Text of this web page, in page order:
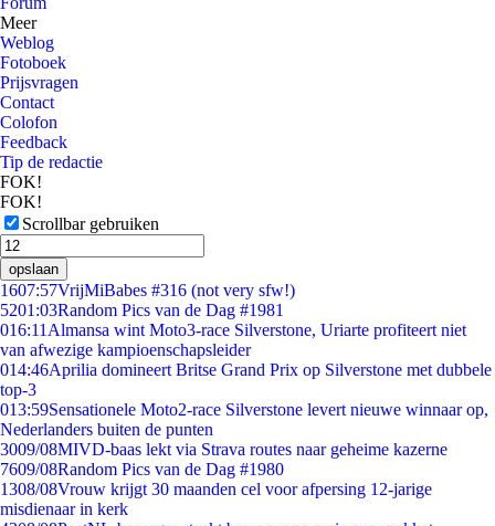
Meer
Weblog
Fotoboek
Prijsvragen
Contact
Colofon
Feedback
Tip de redactie
FOK!
FOK!
Scrollbar gebruiken
opslaan
1607:57VrijMiBabes #316 (not very sfw!)
5201:03Random Pics van de Dag #1981
016:11 Almansa wint Moto3-race Silverstone, Uriarte profiteert niet
van afwezige kampioenschapsleider
014:46Aprilia domineert Britse Grand Prix op Silverstone met dubbele
top-3
013:59Sensationele Moto2-race Silverstone levert nieuwe winnaar op,
Nederlanders buiten de punten
3009/08MIVD-baas lekt via Strava routes naar geheime kazerne
7609/08Random Pics van de Dag #1980
1308/08Vrouw krijgt 30 maanden cel voor afpersing 12-jarige
misdienaar in kerk